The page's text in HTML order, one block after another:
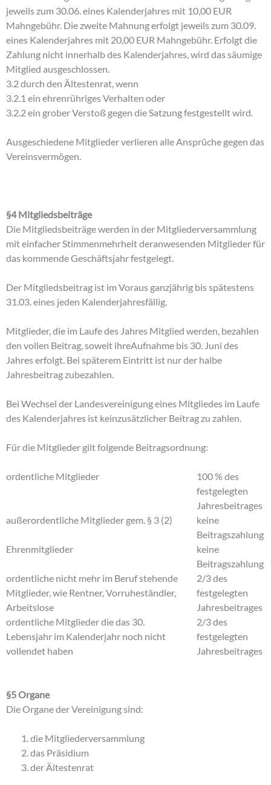
jeweils zum 30.06. eines Kalenderjahres mit 10,00 EUR
Mahngebühr. Die zweite Mahnung erfolgt jeweils zum 30.09.
eines Kalenderjahres mit 20,00 EUR Mahngebühr. Erfolgt die
Zahlung nicht innerhalb des Kalenderjahres, wird das säumige
Mitglied ausgeschlossen.
3.2 durch den Ältestenrat, wenn
3.2.1 ein ehrenrühriges Verhalten oder
3.2.2 ein grober Verstoß gegen die Satzung festgestellt wird.
Ausgeschiedene Mitglieder verlieren alle Ansprüche gegen das
Vereinsvermögen.
§4 Mitgliedsbeiträge
Die Mitgliedsbeiträge werden in der Mitgliederversammlung
mit einfacher Stimmenmehrheit deranwesenden Mitglieder für
das kommende Geschäftsjahr festgelegt.
Der Mitgliedsbeitrag ist im Voraus ganzjährig bis spätestens
31.03. eines jeden Kalenderjahresfällig.
Mitglieder, die im Laufe des Jahres Mitglied werden, bezahlen
den vollen Beitrag, soweit ihreAufnahme bis 30. Juni des
Jahres erfolgt. Bei späterem Eintritt ist nur der halbe
Jahresbeitrag zubezahlen.
Bei Wechsel der Landesvereinigung eines Mitgliedes im Laufe
des Kalenderjahres ist keinzusätzlicher Beitrag zu zahlen.
Für die Mitglieder gilt folgende Beitragsordnung:
ordentliche Mitglieder
100 % des
festgelegten
Jahresbeitrages
außerordentliche Mitglieder gem. § 3 (2)
keine
Beitragszahlung
Ehrenmitglieder
keine
Beitragszahlung
ordentliche nicht mehr im Beruf stehende
Mitglieder, wie Rentner, Vorruheständler,
Arbeitslose
2/3 des
festgelegten
Jahresbeitrages
ordentliche Mitglieder die das 30.
Lebensjahr im Kalenderjahr noch nicht
vollendet haben
2/3 des
festgelegten
Jahresbeitrages
§5 Organe
Die Organe der Vereinigung sind:
die Mitgliederversammlung
das Präsidium
der Ältestenrat